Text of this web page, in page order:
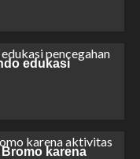
edukasi
karena